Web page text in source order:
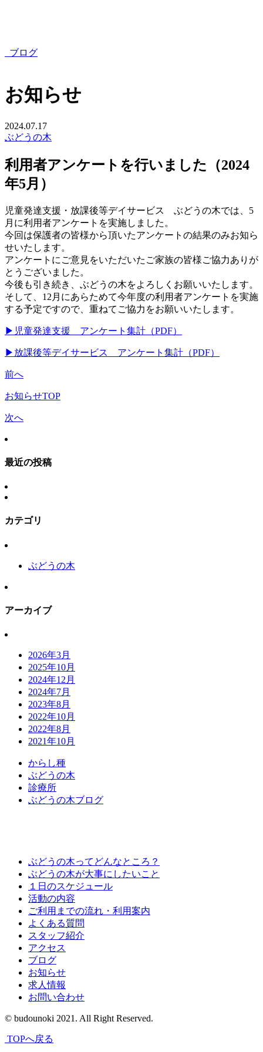
ブログ
お知らせ
2024.07.17
ぶどうの木
利用者アンケートを行いました（2024
年5月）
児童発達支援・放課後等デイサービス ぶどうの木では、5
月に利用者アンケートを実施しました。
今回は保護者の皆様から頂いたアンケートの結果のみお知ら
せいたします。
アンケートにご意見をいただいたご家族の皆様ご協力ありが
とうございました。
今後も引き続き、ぶどうの木をよろしくお願いいたします。
そして、12月にあらためて今年度の利用者アンケートを実施
する予定ですので、重ねてご協力をお願いいたします。
▶児童発達支援 アンケート集計（PDF）
▶放課後等デイサービス アンケート集計（PDF）
前へ
お知らせTOP
次へ
最近の投稿
カテゴリ
ぶどうの木
アーカイブ
2026年3月
2025年10月
2024年12月
2024年7月
2023年8月
2022年10月
2022年8月
2021年10月
から し種
ぶどう の木
診療所
ぶどう の木ブロ グ
ぶどうの木ってどんなところ？
ぶどうの木が大事にしたいこと
１日のスケジュール
活動の内容
ご利用までの流れ・利用案内
よくある質問
スタッフ紹介
アクセス
ブログ
お知らせ
求人情報
お問い合わせ
© budounoki 2021. All Right Reserved.
TOPへ戻る